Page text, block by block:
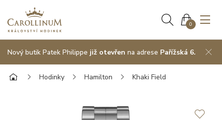
0
Nový butik Patek Philippe již otevřen na adrese Pařížská 6.
Hodinky Hamilton Khaki Field